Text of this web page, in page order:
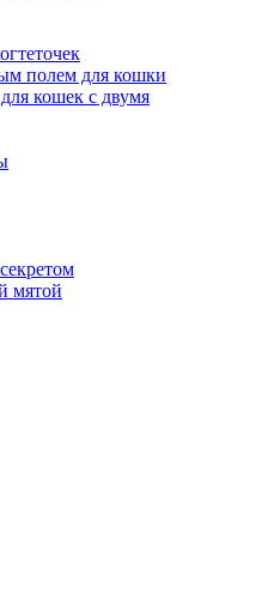
полем для кошки
кошек с двумя
мятой